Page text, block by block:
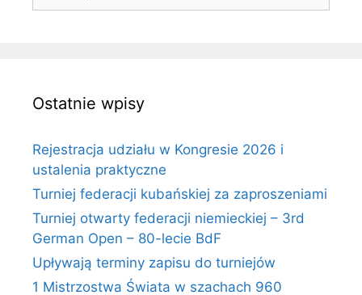
Ostatnie wpisy
Rejestracja udziału w Kongresie 2026 i
ustalenia praktyczne
Turniej federacji kubańskiej za zaproszeniami
Turniej otwarty federacji niemieckiej – 3rd
German Open – 80-lecie BdF
Upływają terminy zapisu do turniejów
1 Mistrzostwa Świata w szachach 960